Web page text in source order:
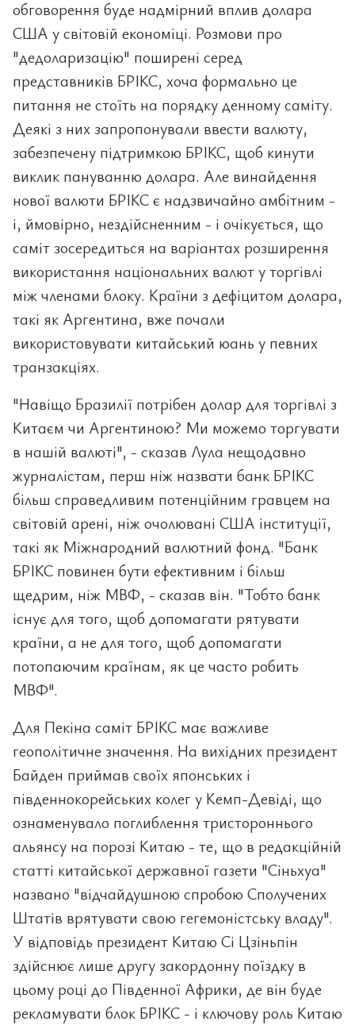
обговорення буде надмірний вплив долара
США у світовій економіці. Розмови про
"дедоларизацію" поширені серед
представників БРІКС, хоча формально це
питання не стоїть на порядку денному саміту.
Деякі з них запропонували ввести валюту,
забезпечену підтримкою БРІКС, щоб кинути
виклик пануванню долара. Але винайдення
нової валюти БРІКС є надзвичайно амбітним -
і, ймовірно, нездійсненним - і очікується, що
саміт зосередиться на варіантах розширення
використання національних валют у торгівлі
між членами блоку. Країни з дефіцитом долара,
такі як Аргентина, вже почали
використовувати китайський юань у певних
транзакціях.
"Навіщо Бразилії потрібен долар для торгівлі з
Китаєм чи Аргентиною? Ми можемо торгувати
в нашій валюті", - сказав Лула нещодавно
журналістам, перш ніж назвати банк БРІКС
більш справедливим потенційним гравцем на
світовій арені, ніж очолювані США інституції,
такі як Міжнародний валютний фонд. "Банк
БРІКС повинен бути ефективним і більш
щедрим, ніж МВФ, - сказав він. "Тобто банк
існує для того, щоб допомагати рятувати
країни, а не для того, щоб допомагати
потопаючим країнам, як це часто робить
МВФ".
Для Пекіна саміт БРІКС має важливе
геополітичне значення. На вихідних президент
Байден приймав своїх японських і
південнокорейських колег у Кемп-Девіді, що
ознаменувало поглиблення тристороннього
альянсу на порозі Китаю - те, що в редакційній
статті китайської державної газети "Сіньхуа"
названо "відчайдушною спробою Сполучених
Штатів врятувати свою гегемоністську владу".
У відповідь президент Китаю Сі Цзіньпін
здійснює лише другу закордонну поїздку в
цьому році до Південної Африки, де він буде
рекламувати блок БРІКС - і ключову роль Китаю